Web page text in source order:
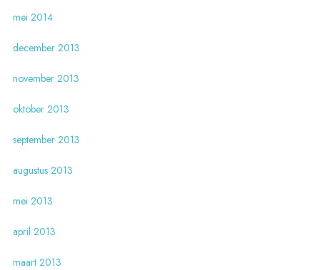
mei 2014
december 2013
november 2013
oktober 2013
september 2013
augustus 2013
mei 2013
april 2013
maart 2013